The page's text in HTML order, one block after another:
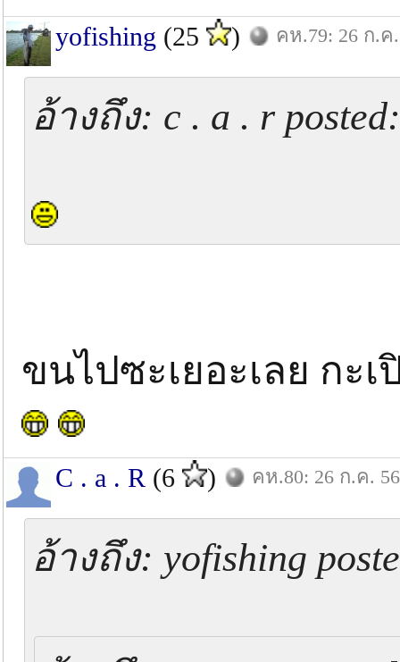
yofishing (25 ) คห.79: 26 ก.ค
อ้างถึง: c . a . r
ขนไปซะเยอะเลย กะ
C . a . R (6 ) คห.80: 26 ก.ค. 56
อ้างถึง: yofishing